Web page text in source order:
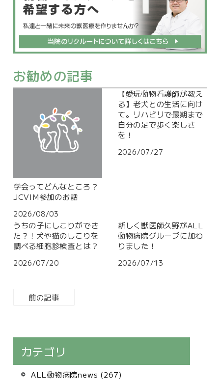
お勧めの記事
学会ってどんなところ？
JCVIM参加のお話
2026/08/03
【愛玩動物看護師が教え
る】老犬との生活に向け
て。リハビリで最期まで
自分の足で歩く楽しさ
を！
2026/07/27
うちの子にしこりができ
た？！犬や猫のしこりを
調べる細胞診検査とは？
2026/07/20
新しく獣医師久野がALL
動物病院グループに加わ
りました！
2026/07/13
前の記事
カテゴリ
ALL動物病院news (267)